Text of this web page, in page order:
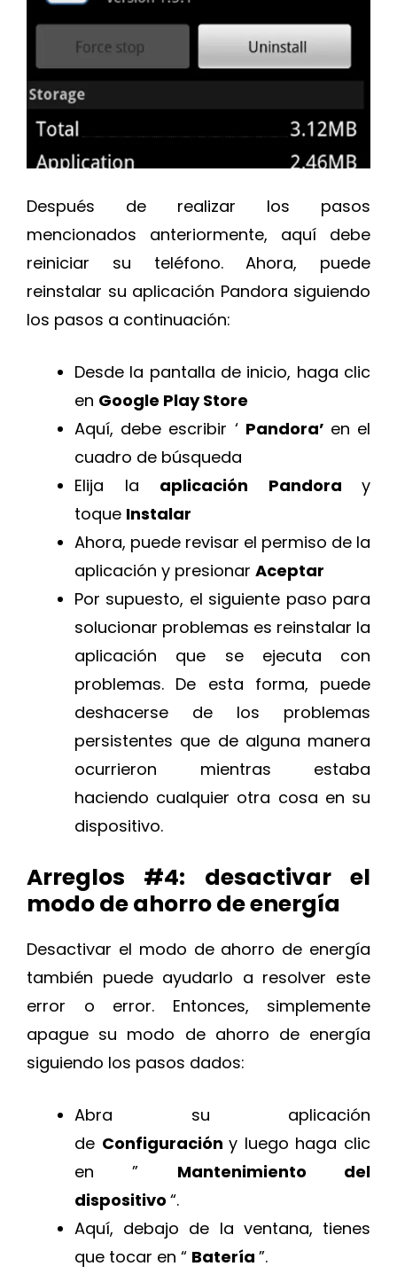
Después de realizar los pasos
mencionados anteriormente, aquí debe
reiniciar su teléfono. Ahora, puede
reinstalar su aplicación Pandora siguiendo
los pasos a continuación:
Desde la pantalla de inicio, haga clic
en Google Play Store
Aquí, debe escribir ‘ Pandora’ en el
cuadro de búsqueda
Elija la aplicación Pandora y
toque Instalar
Ahora, puede revisar el permiso de la
aplicación y presionar Aceptar
Por supuesto, el siguiente paso para
solucionar problemas es reinstalar la
aplicación que se ejecuta con
problemas. De esta forma, puede
deshacerse de los problemas
persistentes que de alguna manera
ocurrieron mientras estaba
haciendo cualquier otra cosa en su
dispositivo.
Arreglos #4: desactivar el
modo de ahorro de energía
Desactivar el modo de ahorro de energía
también puede ayudarlo a resolver este
error o error. Entonces, simplemente
apague su modo de ahorro de energía
siguiendo los pasos dados:
Abra su aplicación
de Configuracióny luego haga clic
en ” Mantenimiento del
dispositivo “.
Aquí, debajo de la ventana, tienes
que tocar en “ Batería ”.